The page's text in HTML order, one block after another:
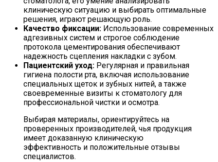
клиническую ситуацию и выбирать оптимальные
решения, играют решающую роль.
Качество фиксации: Использование современных
адгезивных систем и строгое соблюдение
протокола цементирования обеспечивают
надежность сцепления накладки с зубом.
Пациентский уход: Регулярная и правильная
гигиена полости рта, включая использование
специальных щеток и зубных нитей, а также
своевременные визиты к стоматологу для
профессиональной чистки и осмотра.
Выбирая материалы, ориентируйтесь на
проверенных производителей, чья продукция
имеет доказанную клиническую
эффективность и положительные отзывы
специалистов.